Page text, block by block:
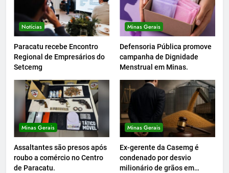
Notícias
Paracatu recebe Encontro
Regional de Empresários do
Setcemg
Minas Gerais
Defensoria Pública promove
campanha de Dignidade
Menstrual em Minas.
Minas Gerais
Assaltantes são presos após
roubo a comércio no Centro
de Paracatu.
Minas Gerais
Ex-gerente da Casemg é
condenado por desvio
milionário de grãos em